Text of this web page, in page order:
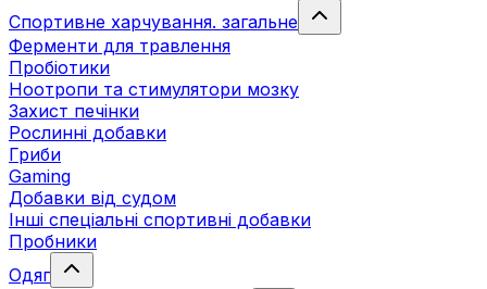
Спортивне харчування. загальне
Ферменти для травлення
Пробіотики
Ноотропи та стимулятори мозку
Захист печінки
Рослинні добавки
Гриби
Gaming
Добавки від судом
Інші спеціальні спортивні добавки
Пробники
Одяг